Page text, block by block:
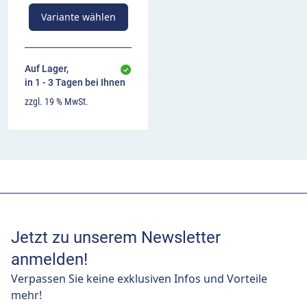
Variante wählen
Auf Lager,
in 1 - 3 Tagen bei Ihnen
zzgl. 19 % MwSt.
Jetzt zu unserem Newsletter
anmelden!
Verpassen Sie keine exklusiven Infos und Vorteile
mehr!